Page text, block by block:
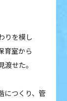
りを模し
育室から
せた。
につくり、管